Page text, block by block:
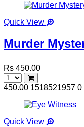
Quick View
Murder
Rs 450.00
450.00 1518521957 0
Quick View